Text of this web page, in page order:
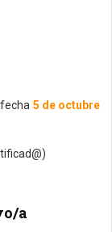
5 de octubre
a